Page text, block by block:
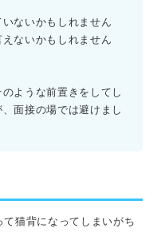
いないかもしれません
ないかもしれません
ような前置きをしてし
、面接の場では避けまし
猫背になってしまいがち